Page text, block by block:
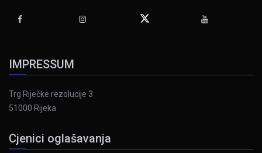
IMPRESSUM
Trg Riječke rezolucije 3
51000 Rijeka
Cjenici oglašavanja